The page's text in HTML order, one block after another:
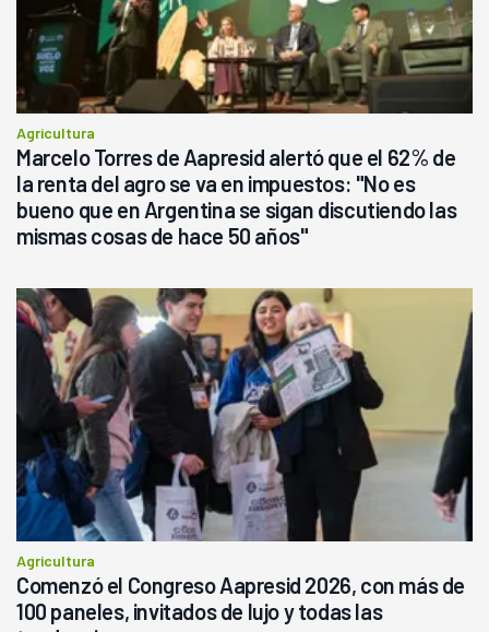
Agricultura
Marcelo Torres de Aapresid alertó que el 62% de
la renta del agro se va en impuestos: "No es
bueno que en Argentina se sigan discutiendo las
mismas cosas de hace 50 años"
Agricultura
Comenzó el Congreso Aapresid 2026, con más de
100 paneles, invitados de lujo y todas las